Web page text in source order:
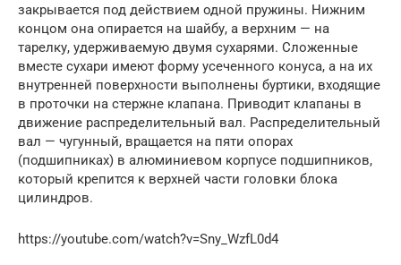
закрывается под действием одной пружины. Нижним
концом она опирается на шайбу, а верхним — на
тарелку, удерживаемую двумя сухарями. Сложенные
вместе сухари имеют форму усеченного конуса, а на их
внутренней поверхности выполнены буртики, входящие
в проточки на стержне клапана. Приводит клапаны в
движение распределительный вал. Распределительный
вал — чугунный, вращается на пяти опорах
(подшипниках) в алюминиевом корпусе подшипников,
который крепится к верхней части головки блока
цилиндров.
https://youtube.com/watch?v=Sny_WzfL0d4